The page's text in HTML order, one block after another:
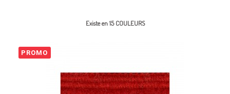
Existe en 15 COULEURS
PROMO